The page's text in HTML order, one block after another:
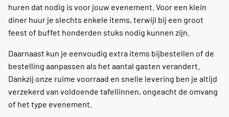
huren dat nodig is voor jouw evenement. Voor een klein
diner huur je slechts enkele items, terwijl bij een groot
feest of buffet honderden stuks nodig kunnen zijn.
Daarnaast kun je eenvoudig extra items bijbestellen of de
bestelling aanpassen als het aantal gasten verandert.
Dankzij onze ruime voorraad en snelle levering ben je altijd
verzekerd van voldoende tafellinnen, ongeacht de omvang
of het type evenement.